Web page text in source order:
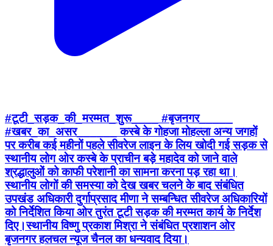
#टूटी_सड़क_की_मरम्मत_शुरू____ #बृजनगर_____
#खबर_का_असर______ कस्बे के गोहजा मोहल्ला अन्य जगहों
पर करीब कई महीनों पहले सीवरेज लाइन के लिय खोदी गई सड़क से
स्थानीय लोग ओर कस्बे के प्राचीन बड़े महादेव को जाने वाले
श्रद्धालुओं को काफी परेशानी का सामना करना पड़ रहा था।
स्थानीय लोगों की समस्या को देख खबर चलने के बाद संबंधित
उपखंड अधिकारी दुर्गाप्रसाद मीणा ने सम्बन्धित सीवरेज अधिकारियों
को निर्देशित किया ओर तुरंत टूटी सड़क की मरम्मत कार्य के निर्देश
दिए।स्थानीय विष्णु प्रकाश मिश्रा ने संबंधित प्रशाशन ओर
बृजनगर हलचल न्यूज चैनल का धन्यवाद दिया।